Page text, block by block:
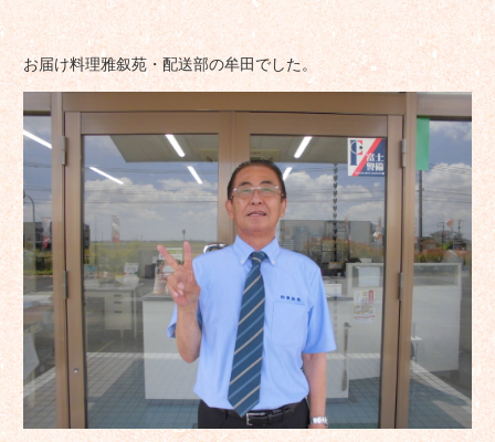
お届け料理雅叙苑・配送部の牟田でした。